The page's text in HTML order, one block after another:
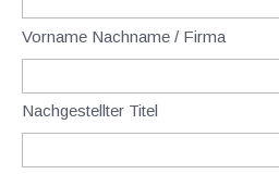
Vorname Nachname / Firma
Nachgestellter Titel